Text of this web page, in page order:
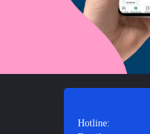
Hotline: